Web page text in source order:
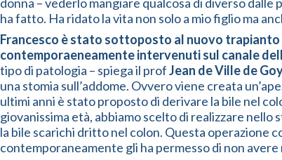
ha fatto. Ha ridato la vita non solo a mio figlio ma
Francesco è stato sottoposto al nuovo trapianto
contemporaeneamente intervenuti sul canale
tipo di patologia – spiega il profJean de Ville de
una stomia sull’addome. Ovvero viene creata
ultimi anni è stato proposto di derivare la bile nel
giovanissima età, abbiamo scelto di realizzare
la bile scarichi dritto nel colon. Questa operazione
contemporaneamente gli ha permesso di non